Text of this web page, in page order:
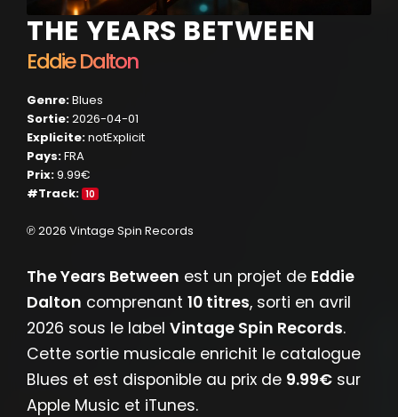
THE YEARS BETWEEN
Eddie Dalton
Genre:Blues
Sortie:2026-04-01
Explicite:notExplicit
Pays:FRA
Prix:9.99€
#Track: 10
℗ 2026 Vintage Spin Records
The Years Between est un projet de Eddie
Dalton comprenant 10 titres, sorti en avril
2026 sous le label Vintage Spin Records.
Cette sortie musicale enrichit le catalogue
Blues et est disponible au prix de 9.99€ sur
Apple Music et iTunes.